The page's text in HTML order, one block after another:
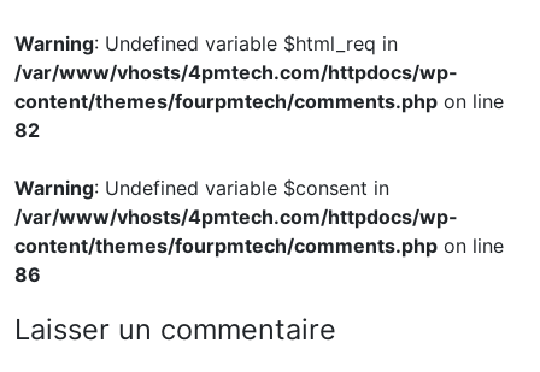
Warning: Undefined variable $html_req in
/var/www/vhosts/4pmtech.com/httpdocs/wp-
content/themes/fourpmtech/comments.php on line
82
Warning: Undefined variable $consent in
/var/www/vhosts/4pmtech.com/httpdocs/wp-
content/themes/fourpmtech/comments.php on line
86
Laisser un commentaire